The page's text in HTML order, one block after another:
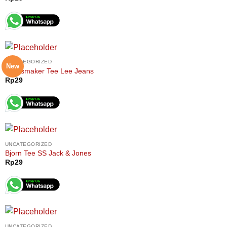
New
UNCATEGORIZED
Jeansmaker Tee Lee Jeans
Rp29
UNCATEGORIZED
Bjorn Tee SS Jack & Jones
Rp29